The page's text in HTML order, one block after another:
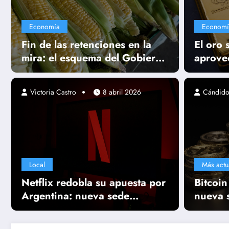
Economía
Fin de las retenciones en la
mira: el esquema del Gobierno
para darle aire al campo y su
impacto de lleno en el tablero
global
Local
Netflix redobla su apuesta por
Argentina: nueva sede
porteña y una grilla repleta de
producciones locales
Victoria Castro 8 abril 2026
El oro
Más
nueva
clave
alcista